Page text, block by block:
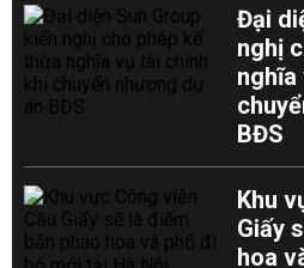
Đại
nghị
nghĩa
BĐS
Khu
Giấy
hoa